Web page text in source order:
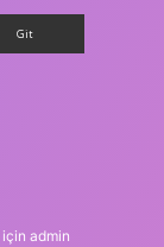
için admin